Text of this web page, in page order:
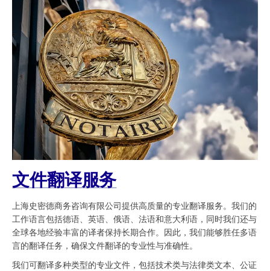
文件翻译服务
上海史密德商务咨询有限公司提供高质量的专业翻译服务。我们的
工作语言包括德语、英语、俄语、法语和意大利语，同时我们还与
全球各地经验丰富的译者保持长期合作。因此，我们能够胜任多语
言的翻译任务，确保文件翻译的专业性与准确性。
我们可翻译多种类型的专业文件，包括技术类与法律类文本、公证